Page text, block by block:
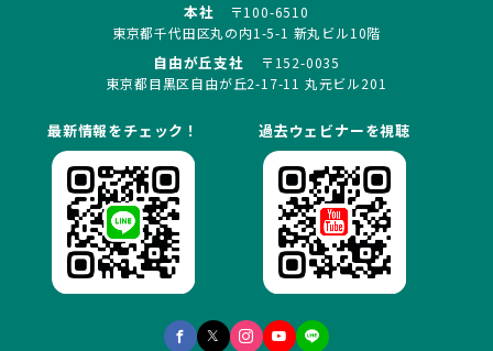
本社
〒100-6510
東京都千代田区丸の内1-5-1 新丸ビル10階
自由が丘支社
〒152-0035
東京都目黒区自由が丘2-17-11 丸元ビル201
最新情報をチェック！ 過去ウェビナーを視聴